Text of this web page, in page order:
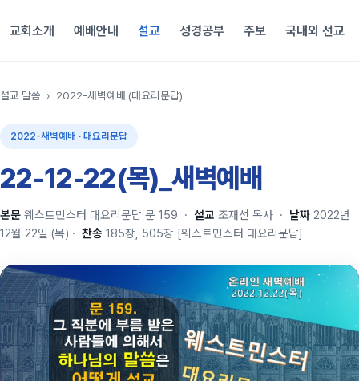
교회소개 예배안내 설교 성경공부 주보 국내외 선교
설교 말씀 › 2022-새벽예배 (대요리문답)
2022-새벽예배 · 대요리문답
22-12-22(목)_새벽예배
본문 웨스트민스터 대요리문답 문 159 · 설교 조재선 목사 · 날짜 2022년
12월 22일 (목) · 찬송 185장, 505장 [웨스트민스터 대요리문답]